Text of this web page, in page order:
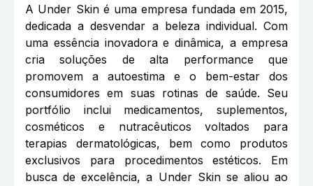
A Under Skin é uma empresa fundada em 2015,
dedicada a desvendar a beleza individual. Com
uma essência inovadora e dinâmica, a empresa
cria soluções de alta performance que
promovem a autoestima e o bem-estar dos
consumidores em suas rotinas de saúde. Seu
portfólio inclui medicamentos, suplementos,
cosméticos e nutracêuticos voltados para
terapias dermatológicas, bem como produtos
exclusivos para procedimentos estéticos. Em
busca de excelência, a Under Skin se aliou ao